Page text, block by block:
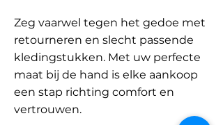
Zeg vaarwel tegen het gedoe met
retourneren en slecht passende
kledingstukken. Met uw perfecte
maat bij de hand is elke aankoop
een stap richting comfort en
vertrouwen.